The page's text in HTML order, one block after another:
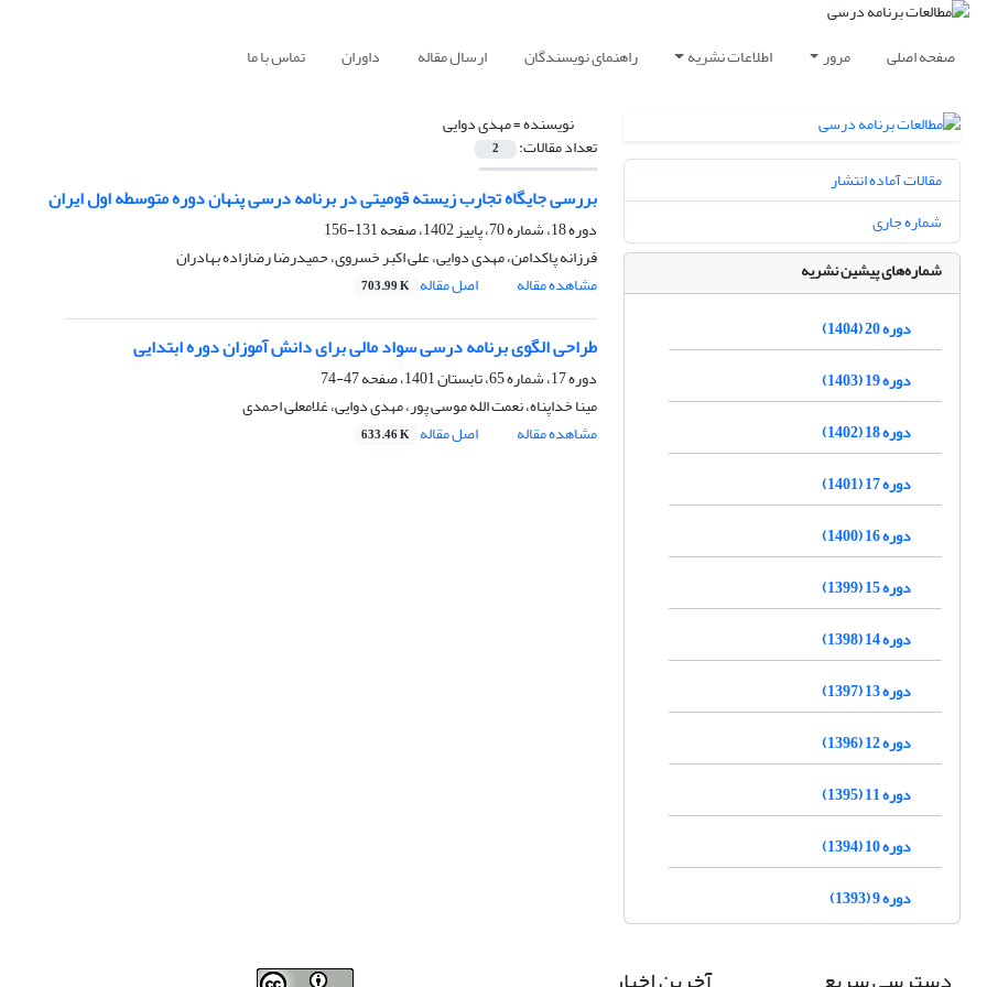
صفحه اصلی مرور اطلاعات نشریه راهنمای نویسندگان ارسال مقاله داوران تماس با ما
نویسنده =مهدی دوایی
تعداد مقالات: 2
بررسی جایگاه تجارب زیسته قومیتی در برنامه درسی پنهان دوره متوسطه اول ایران
دوره 18، شماره 70، پاییز 1402، صفحه
131-156
فرزانه پاکدامن، مهدی دوایی، علی اکبر خسروی، حمیدرضا رضازاده بهادران
مشاهده مقاله
اصل مقاله 703.99 K
طراحی الگوی برنامه درسی سواد مالی برای دانش آموزان دوره ابتدایی
دوره 17، شماره 65، تابستان 1401، صفحه
47-74
مینا خداپناه، نعمت الله موسی پور، مهدی دوایی، غلامعلی احمدی
مشاهده مقاله
اصل مقاله 633.46 K
مقالات آماده انتشار
شماره جاری
شماره‌های پیشین نشریه
دوره 20 (1404)
دوره 19 (1403)
دوره 18 (1402)
دوره 17 (1401)
دوره 16 (1400)
دوره 15 (1399)
دوره 14 (1398)
دوره 13 (1397)
دوره 12 (1396)
دوره 11 (1395)
دوره 10 (1394)
دوره 9 (1393)